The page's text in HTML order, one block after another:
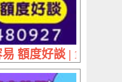
就立馬放款
易 額度好談 | 1~20萬